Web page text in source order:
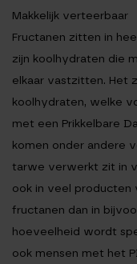
Makkelijk verteerbaar
Fructanen zitten in
zijn koolhydraten die
elkaar vastzitten. Het
koolhydraten, welke
met een Prikkelbare
komen onder andere
tarwe verwerkt zit in
ook in veel
fructanen dan in
hoeveelheid wordt
ook mensen met het